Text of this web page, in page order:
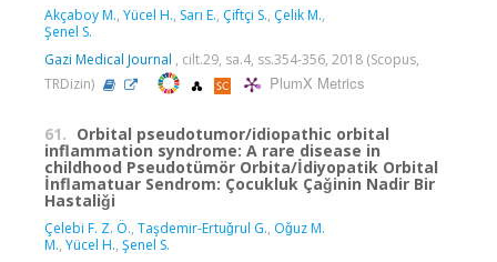
Akçaboy M., Yücel H., Sarı E., Çiftçi S., Çelik M.,
Şenel S.
Gazi Medical Journal , cilt.29, sa.4, ss.354-356, 2018 (Scopus,
TRDizin)
PlumX Metrics
61. Orbital pseudotumor/idiopathic orbital
inflammation syndrome: A rare disease in
childhood Pseudotümör Orbita/İdiyopatik Orbital
İnflamatuar Sendrom: Çocukluk Çaǧinin Nadir Bir
Hastaliǧi
Çelebi F. Z. Ö., Taşdemir-Ertuǧrul G., Oǧuz M.
M., Yücel H., Şenel S.